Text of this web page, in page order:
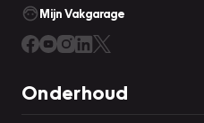
Mijn Vakgarage
Onderhoud